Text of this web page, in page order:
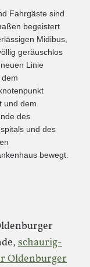
Fahrgäste sind
begeistert
Midibus,
geräuschlos
Linie
und dem
des
und des
bewegt.
schaurig-
Oldenburger